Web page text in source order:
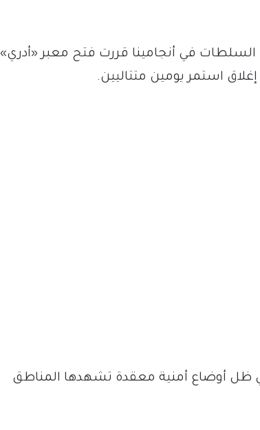
السلطات في أنجامينا قررت فتح معبر «أدري»
استمر يومين متتاليين.
في ظل أوضاع أمنية معقدة تشهدها المناطق